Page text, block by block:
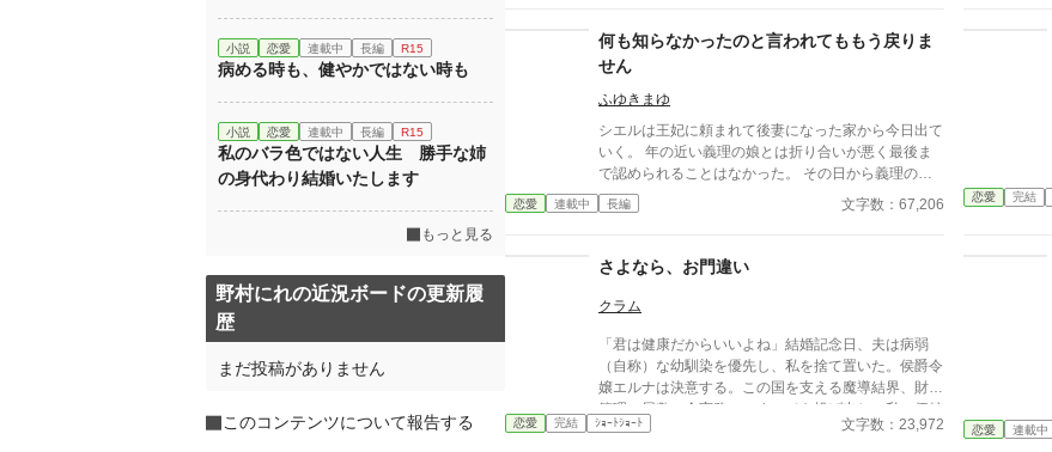
ダニエルの従兄の娘であり、幼い頃から彼を「お兄
様」と慕って片時も離れない幼馴染だ。 「ロクサー
ヌ様、ごきげんよう！ お邪魔しちゃってごめんなさ
い。でも、ダニエルお兄様が『ロクサーヌの顔を見に
行く』っておっしゃるから、私、どうしても付いてい
きたくて！」 ヴィオラは人懐っこい笑みを浮かべ、
許可も得ずに東屋へ足を踏み入れると、ロクサーヌの
隣の席に滑り込んだ。 その遠慮のなさに、ロクサー
ヌの頬は引き攣る。 さて、私はいつまで我慢しなけ
何も知らなかったのと言われてももう戻りま
せん
ふゆきまゆ
シエルは王妃に頼まれて後妻になった家から今日出て
いく。 年の近い義理の娘とは折り合いが悪く最後ま
で認められることはなかった。 その日から義理の娘
は思い知る。この家に何故後妻が来てどれ程支えられ
ていたのかを。 ●貴族の事情と現代の事情って違うよ
で少し伸びます。どのくらいかはまだ。
恋愛 連載中 長編 文字数：67,206 恋愛 完結
さよなら、お門違い
クラム
「君は健康だからいいよね」結婚記念日、夫は病弱
（自称）な幼馴染を優先し、私を捨て置いた。侯爵令
嬢エルナは決意する。この国を支える魔導結界、財政
管理、屋敷の全実務――すべてを投げ出し、私の価値
を正しく評価する場所へ行くと。鍵を折った瞬間、崩
恋愛 完結 ｼｮｰﾄｼｮｰﾄ 文字数：23,972 恋愛 連載中
小説 恋愛 連載中 長編 R15
病める時も、健やかではない時も
小説 恋愛 連載中 長編 R15
私のバラ色ではない人生 勝手な姉
の身代わり結婚いたします
もっと見る
野村にれの近況ボードの更新履
歴
まだ投稿がありません
このコンテンツについて報告する